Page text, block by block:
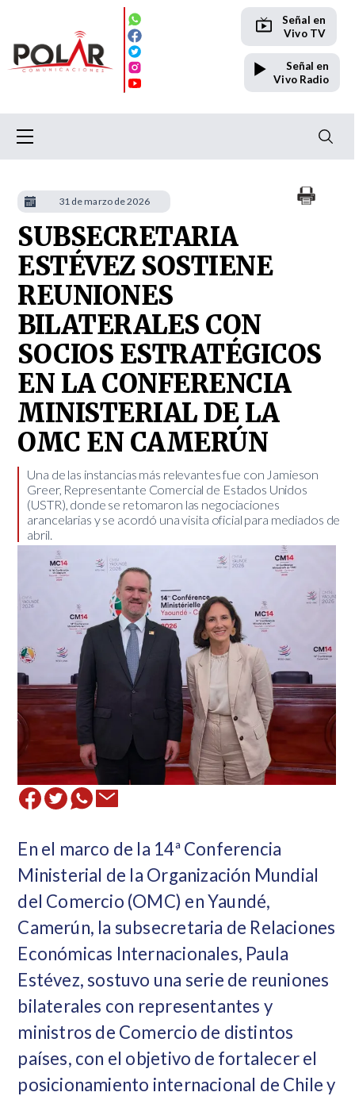
Señal en
Vivo TV
Señal en
Vivo Radio
SUBSECRETARIA
ESTÉVEZ SOSTIENE
REUNIONES
BILATERALES CON
SOCIOS ESTRATÉGICOS
EN LA CONFERENCIA
MINISTERIAL DE LA
OMC EN CAMERÚN
Una de las instancias más relevantes fue con Jamieson
Greer, Representante Comercial de Estados Unidos
(USTR), donde se retomaron las negociaciones
arancelarias y se acordó una visita oficial para mediados de
abril.
En el marco de la 14ª Conferencia
Ministerial de la Organización Mundial
del Comercio (OMC) en Yaundé,
Camerún, la subsecretaria de Relaciones
Económicas Internacionales, Paula
Estévez, sostuvo una serie de reuniones
bilaterales con representantes y
ministros de Comercio de distintos
países, con el objetivo de fortalecer el
posicionamiento internacional de Chile y
31 de marzo de 2026